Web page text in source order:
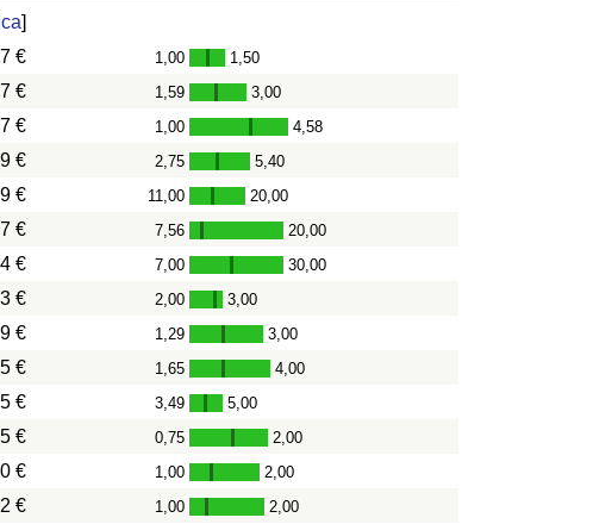
]
€ 1,00 - 1,50
€ 1,59 - 3,00
€ 1,00 - 4,58
€ 2,75 - 5,40
€ 11,00 - 20,00
€ 7,56 - 20,00
€ 7,00 - 30,00
€ 2,00 - 3,00
€ 1,29 - 3,00
€ 1,65 - 4,00
€ 3,49 - 5,00
€ 0,75 - 2,00
€ 1,00 - 2,00
€ 1,00 - 2,00